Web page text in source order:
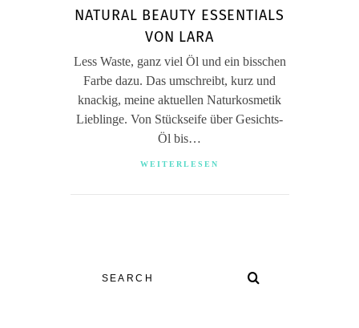
NATURAL BEAUTY ESSENTIALS
VON LARA
Less Waste, ganz viel Öl und ein bisschen
Farbe dazu. Das umschreibt, kurz und
knackig, meine aktuellen Naturkosmetik
Lieblinge. Von Stückseife über Gesichts-
Öl bis…
WEITERLESEN